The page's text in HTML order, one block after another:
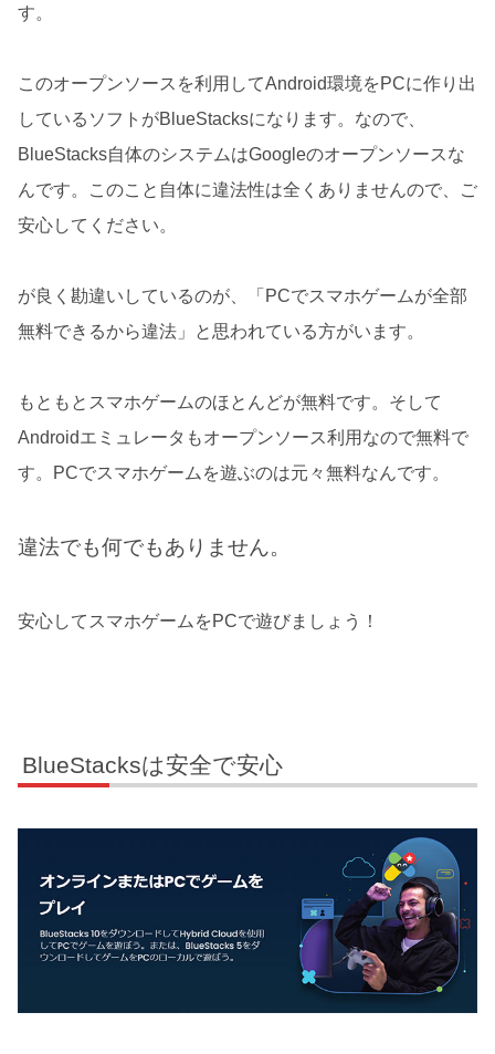
す。
このオープンソースを利用してAndroid環境をPCに作り出
しているソフトがBlueStacksになります。なので、
BlueStacks自体のシステムはGoogleのオープンソースな
んです。このこと自体に違法性は全くありませんので、ご
安心してください。
が良く勘違いしているのが、「PCでスマホゲームが全部
無料できるから違法」と思われている方がいます。
もともとスマホゲームのほとんどが無料です。そして
Androidエミュレータもオープンソース利用なので無料で
す。PCでスマホゲームを遊ぶのは元々無料なんです。
違法でも何でもありません。
安心してスマホゲームをPCで遊びましょう！
BlueStacksは安全で安心